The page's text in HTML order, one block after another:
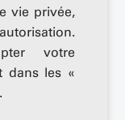
vie privée,
votre
dans les «